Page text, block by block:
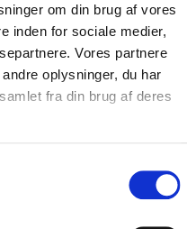
om din brug af vores
inden for sociale medier,
Vores partnere
oplysninger, du har
fra din brug af deres